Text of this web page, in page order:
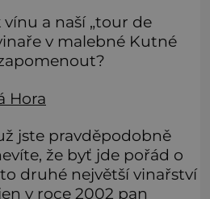
a naší „tour de
v malebné Kutné
Hora
jste pravděpodobně
že byť jde pořád o
druhé největší vinařství
v roce 2002 pan